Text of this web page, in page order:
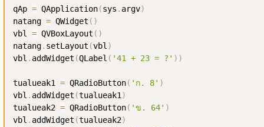
qAp = QApplication(sys . argv)
natang = QWidget ( )
vbl = QVBoxLayout ( )
natang. setLayout (vbl )
vbl . addWidget (QLabel ( '41 + 23 = ?' ) )
tualueak1 = QRadioButton( 'ก. 8' )
vbl . addWidget (tualueak1 )
tualueak2 = QRadioButton( 'ข. 64' )
vbl . addWidget (tualueak2)